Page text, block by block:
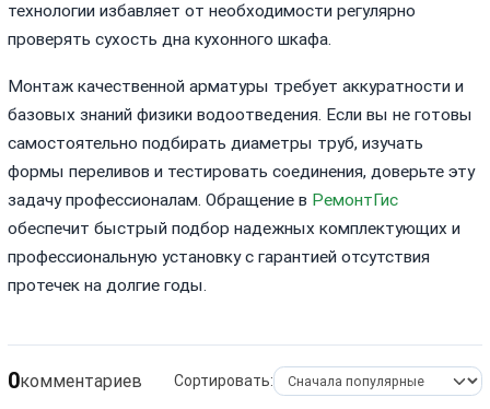
технологии избавляет от необходимости регулярно
проверять сухость дна кухонного шкафа.
Монтаж качественной арматуры требует аккуратности и
базовых знаний физики водоотведения. Если вы не готовы
самостоятельно подбирать диаметры труб, изучать
формы переливов и тестировать соединения, доверьте эту
задачу профессионалам. Обращение в РемонтГис
обеспечит быстрый подбор надежных комплектующих и
профессиональную установку с гарантией отсутствия
протечек на долгие годы.
0комментариев Сортировать: